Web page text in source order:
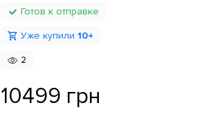
Готов к отправке
Уже купили 10+
2
10499 грн